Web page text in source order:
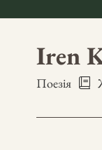
Iren
Поезія